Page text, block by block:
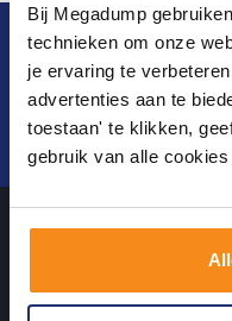
Bij Megadump
technieken om onze
je ervaring te
advertenties aan te
toestaan' te klikken,
gebruik van alle
Blijf op de hoogte
ontwikkelingen